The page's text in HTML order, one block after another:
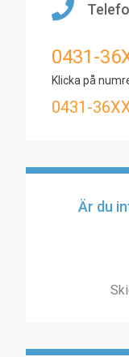
0431-
Klicka på
0431-
Är du